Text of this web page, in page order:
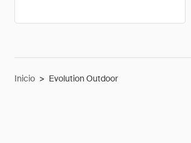
Inicio > Evolution Outdoor